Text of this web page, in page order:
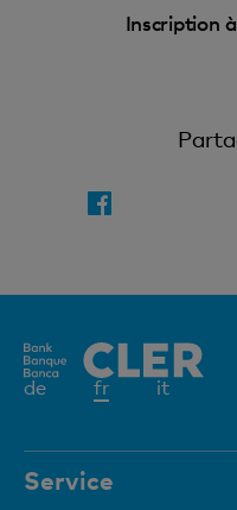
Inscription
de frElément
it
Service